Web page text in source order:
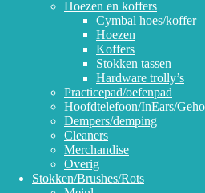
Hoezen en koffers
Cymbal hoes/koffer
Hoezen
Koffers
Stokken tassen
Hardware trolly’s
Practicepad/oefenpad
Hoofdtelefoon/InEars/
Dempers/demping
Cleaners
Merchandise
Overig
Stokken/Brushes/Rots